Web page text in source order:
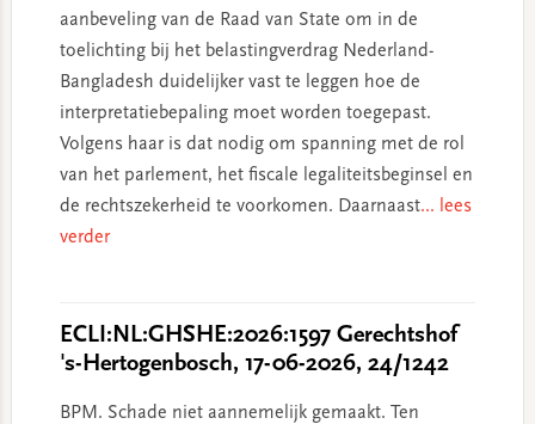
aanbeveling van de Raad van State om in de
toelichting bij het belastingverdrag Nederland-
Bangladesh duidelijker vast te leggen hoe de
interpretatiebepaling moet worden toegepast.
Volgens haar is dat nodig om spanning met de rol
van het parlement, het fiscale legaliteitsbeginsel en
de rechtszekerheid te voorkomen. Daarnaast... lees
verder
ECLI:NL:GHSHE:2026:1597 Gerechtshof
's-Hertogenbosch, 17-06-2026, 24/1242
BPM. Schade niet aannemelijk gemaakt. Ten